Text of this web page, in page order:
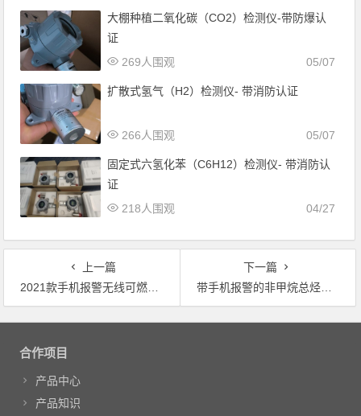
大棚种植二氧化碳（CO2）检测仪-带防爆认
证
05/07
269人围观
扩散式氢气（H2）检测仪- 带消防认证
05/07
266人围观
固定式六氢化苯（C6H12）检测仪- 带消防认
证
04/27
218人围观
上一篇
2021款手机报警无线可燃气体传感器－无线可燃气体报警器
下一篇
带手机报警的非甲烷总烃气体检测仪－无线手机报警非甲烷总烃侦测器
文章导航
合作项目
产品中心
产品知识